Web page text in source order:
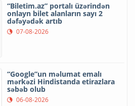
“Biletim.az” portalı üzərindən
onlayn bilet alanların sayı 2
dəfəyədək artıb
07-08-2026
“Google”un məlumat emalı
mərkəzi Hindistanda etirazlara
səbəb olub
06-08-2026